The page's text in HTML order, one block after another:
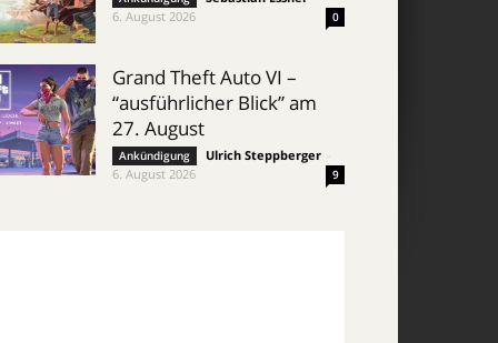
6. August 2026
0
Grand Theft Auto VI –
“ausführlicher Blick” am
27. August
Ankündigung Ulrich Steppberger
6. August 2026
9